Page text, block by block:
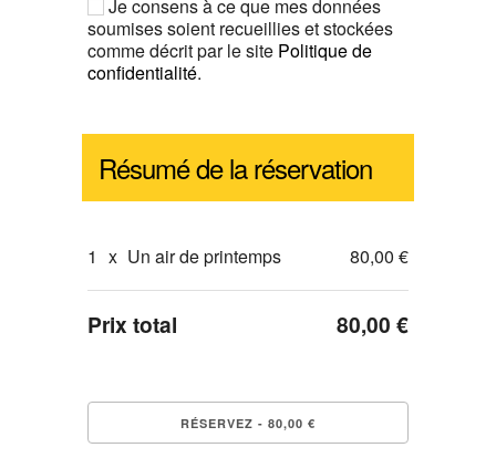
Je consens à ce que mes données
soumises soient recueillies et stockées
comme décrit par le site Politique de
confidentialité.
Résumé de la réservation
1 x Un air de printemps 80,00 €
Prix total 80,00 €